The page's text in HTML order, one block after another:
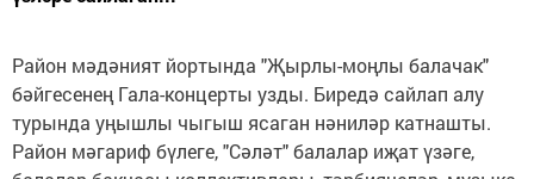
Район мәдәният йортында "Җырлы-моңлы балачак"
бәйгесенең Гала-концерты узды. Биредә сайлап алу
турында уңышлы чыгыш ясаган нәниләр катнашты.
Район мәгариф бүлеге, "Сәләт" балалар иҗат үзәге,